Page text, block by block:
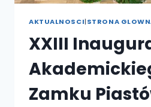
AKTUALNOSCI|STRONA
XXIII
Zamku